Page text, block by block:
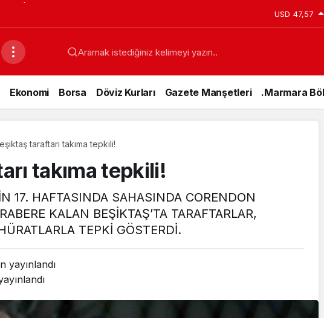
Yakalandı
USD 47,57
Aramak istediğiniz kelimeyi yazın..
Ekonomi Borsa Döviz Kurları Gazete Manşetleri .Marmara
taraftarı takıma tepkili!
takıma tepkili!
17. HAFTASINDA SAHASINDA CORENDON
KALAN BEŞİKTAŞ’TA TARAFTARLAR,
TEPKİ GÖSTERDİ.
yayınlandı
Erdoğan’a Suikast